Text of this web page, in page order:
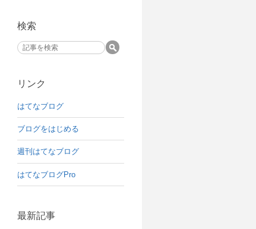
検索
リンク
はてなブログ
ブログをはじめる
週刊はてなブログ
はてなブログPro
最新記事